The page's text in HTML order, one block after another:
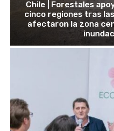
Chile | Forestales
cinco regiones tras
afectaron la zona